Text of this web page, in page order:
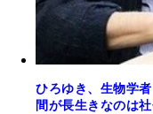
ひろゆき、生物学
間が長生きなのは